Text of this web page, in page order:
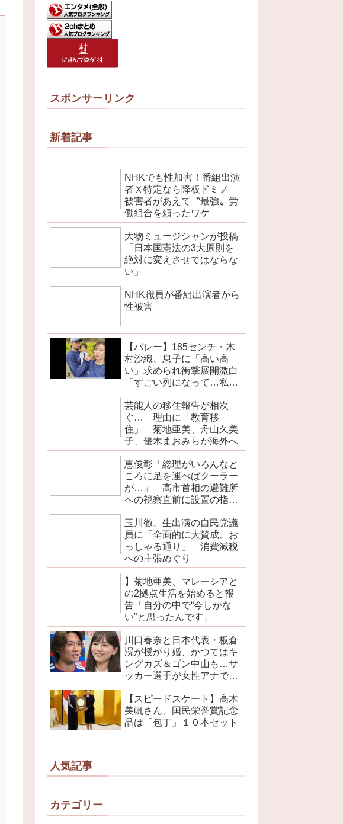
スポンサーリンク
新着記事
NHKでも性加害！番組出演
者Ｘ特定なら降板ドミノ
被害者があえて〝最強〟労
働組合を頼ったワケ
大物ミュージシャンが投稿
「日本国憲法の3大原則を
絶対に変えさせてはならな
い」
NHK職員が番組出演者から
性被害
【バレー】185センチ・木
村沙織、息子に「高い高
い」求められ衝撃展開激白
「すごい列になって…私ア
トラクションじゃないよみ
たいな」
芸能人の移住報告が相次
ぐ… 理由に「教育移
住」 菊地亜美、舟山久美
子、優木まおみらが海外へ
恵俊彰「総理がいろんなと
ころに足を運べばクーラー
が…」 高市首相の避難所
への視察直前に設置の指摘
で
玉川徹、生出演の自民党議
員に「全面的に大賛成、お
っしゃる通り」 消費減税
への主張めぐり
】菊地亜美、マレーシアと
の2拠点生活を始めると報
告「自分の中で“今しかな
い”と思ったんです」
川口春奈と日本代表・板倉
滉が授かり婚、かつてはキ
ングカズ＆ゴン中山も…サ
ッカー選手が女性アナでは
なく女優と出会う接点
【スピードスケート】高木
美帆さん、国民栄誉賞記念
品は「包丁」１０本セット
人気記事
カテゴリー